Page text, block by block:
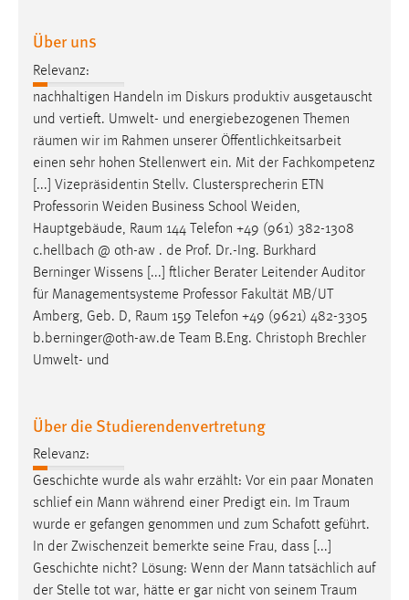
Über uns
Relevanz:
nachhaltigen Handeln im Diskurs produktiv ausgetauscht
und vertieft. Umwelt- und energiebezogenen Themen
räumen wir im Rahmen unserer Öffentlichkeitsarbeit
einen sehr hohen Stellenwert ein. Mit der Fachkompetenz
[...] Vizepräsidentin Stellv. Clustersprecherin ETN
Professorin Weiden Business School Weiden,
Hauptgebäude, Raum 144 Telefon +49 (961) 382-1308
c.hellbach @ oth-aw . de Prof. Dr.-Ing. Burkhard
Berninger Wissens [...] ftlicher Berater Leitender Auditor
für Managementsysteme Professor Fakultät MB/UT
Amberg, Geb. D, Raum 159 Telefon +49 (9621) 482-3305
b.berninger@oth-aw.de Team B.Eng. Christoph Brechler
Umwelt- und
Über die Studierendenvertretung
Relevanz:
Geschichte wurde als wahr erzählt: Vor ein paar Monaten
schlief ein Mann während einer Predigt ein. Im
Traum
wurde er gefangen genommen und zum Schafott geführt.
In der Zwischenzeit bemerkte seine Frau, dass [...]
Geschichte nicht? Lösung: Wenn der Mann tatsächlich auf
der Stelle tot war, hätte er gar nicht von seinem
Traum
Um Inhalte von Videoplattformen und Social Media
externen Medien Cookies gesetzt.
YouTube
Vimeo